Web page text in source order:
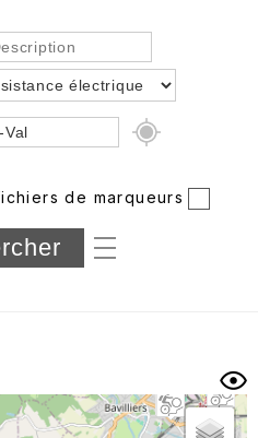
de marqueurs